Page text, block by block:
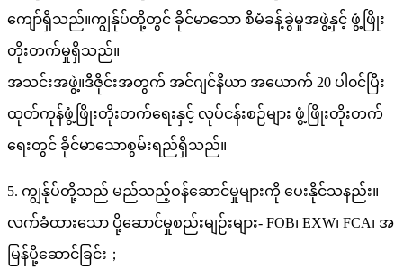
ကျော်ရှိသည်။ကျွန်ုပ်တို့တွင် ခိုင်မာသော စီမံခန့်ခွဲမှုအဖွဲ့နှင့် ဖွံ့ဖြိုး
တိုးတက်မှုရှိသည်။
အသင်းအဖွဲ့။ဒီဇိုင်းအတွက် အင်ဂျင်နီယာ အယောက် 20 ပါ၀င်ပြီး
ထုတ်ကုန်ဖွံ့ဖြိုးတိုးတက်ရေးနှင့် လုပ်ငန်းစဉ်များ ဖွံ့ဖြိုးတိုးတက်
ရေးတွင် ခိုင်မာသောစွမ်းရည်ရှိသည်။
5. ကျွန်ုပ်တို့သည် မည်သည့်ဝန်ဆောင်မှုများကို ပေးနိုင်သနည်း။
လက်ခံထားသော ပို့ဆောင်မှုစည်းမျဉ်းများ- FOB၊ EXW၊ FCA၊ အ
မြန်ပို့ဆောင်ခြင်း；